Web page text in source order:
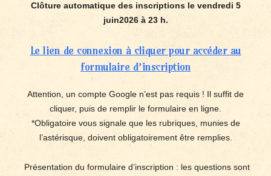
Clôture automatique des inscriptions le vendredi 5
juin2026 à 23 h.
Le lien de connexion à cliquer pour accéder au
formulaire d’inscription
Attention, un compte Google n’est pas requis ! Il suffit de
cliquer, puis de remplir le formulaire en ligne.
*Obligatoire vous signale que les rubriques, munies de
l’astérisque, doivent obligatoirement être remplies.
Présentation du formulaire d’inscription : les questions sont